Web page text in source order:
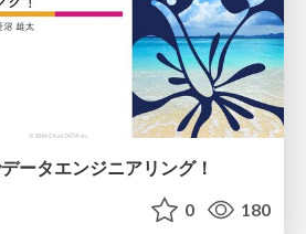
ータエンジニアリング！
0 180